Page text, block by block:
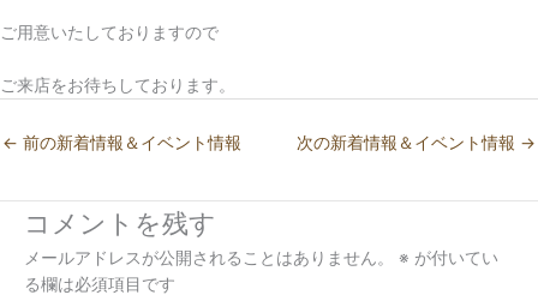
ご用意いたしておりますので
ご来店をお待ちしております。
← 前の新着情報＆イベント情報 次の新着情報＆イベント情報 →
コメントを残す
メールアドレスが公開されることはありません。 ※ が付いてい
る欄は必須項目です